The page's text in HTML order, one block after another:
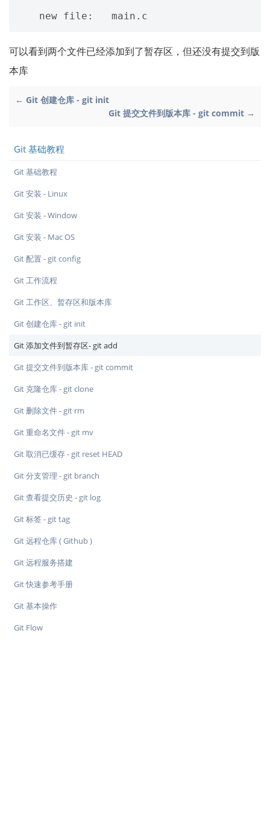
可以看到两个文件已经添加到了暂存区，但还没有提交到版
本库
← Git 创建仓库 - git init
Git 提交文件到版本库 - git commit →
Git 基础教程
Git 基础教程
Git 安装 - Linux
Git 安装 - Window
Git 安装 - Mac OS
Git 配置 - git config
Git 工作流程
Git 工作区、暂存区和版本库
Git 创建仓库 - git init
Git 添加文件到暂存区- git add
Git 提交文件到版本库 - git commit
Git 克隆仓库 - git clone
Git 删除文件 - git rm
Git 重命名文件 - git mv
Git 取消已缓存 - git reset HEAD
Git 分支管理 - git branch
Git 查看提交历史 - git log
Git 标签 - git tag
Git 远程仓库 ( Github )
Git 远程服务搭建
Git 快速参考手册
Git 基本操作
Git Flow